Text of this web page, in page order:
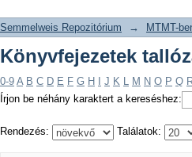
Semmelweis Repozitórium → MTMT-
Könyvfejezetek
0-9 A B C D E F G H J K L M N O P Q
Írjon be néhány karaktert a kereséshez:
Rendezés: Találatok: